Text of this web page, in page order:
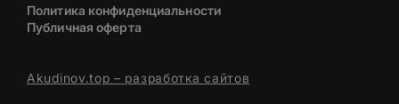
Политика конфиденциальности
Публичная оферта
Akudinov.top – разработка сайтов